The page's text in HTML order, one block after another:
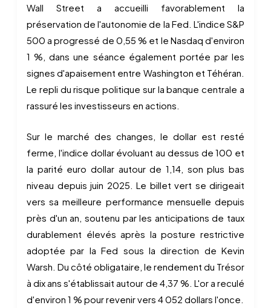
Wall Street a accueilli favorablement la
préservation de l'autonomie de la Fed. L'indice S&P
500 a progressé de 0,55 % et le Nasdaq d'environ
1 %, dans une séance également portée par les
signes d'apaisement entre Washington et Téhéran.
Le repli du risque politique sur la banque centrale a
rassuré les investisseurs en actions.
Sur le marché des changes, le dollar est resté
ferme, l'indice dollar évoluant au dessus de 100 et
la parité euro dollar autour de 1,14, son plus bas
niveau depuis juin 2025. Le billet vert se dirigeait
vers sa meilleure performance mensuelle depuis
près d'un an, soutenu par les anticipations de taux
durablement élevés après la posture restrictive
adoptée par la Fed sous la direction de Kevin
Warsh. Du côté obligataire, le rendement du Trésor
à dix ans s'établissait autour de 4,37 %. L'or a reculé
d'environ 1 % pour revenir vers 4 052 dollars l'once.